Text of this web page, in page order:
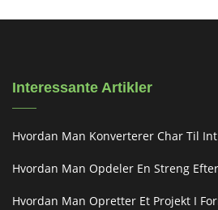
Interessante Artikler
Hvordan Man Konverterer Char Til Int
Hvordan Man Opdeler En Streng
Hvordan Man Opretter Et Projekt I